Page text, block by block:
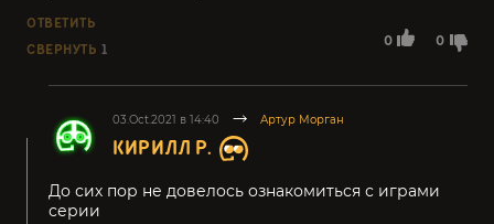
0 0
ОТВЕТИТЬ
СВЕРНУТЬ 1
03.Oct.2021 в 14:40 Артур Морган
КИРИЛЛ Р.
До сих пор не довелось ознакомиться с играми
серии